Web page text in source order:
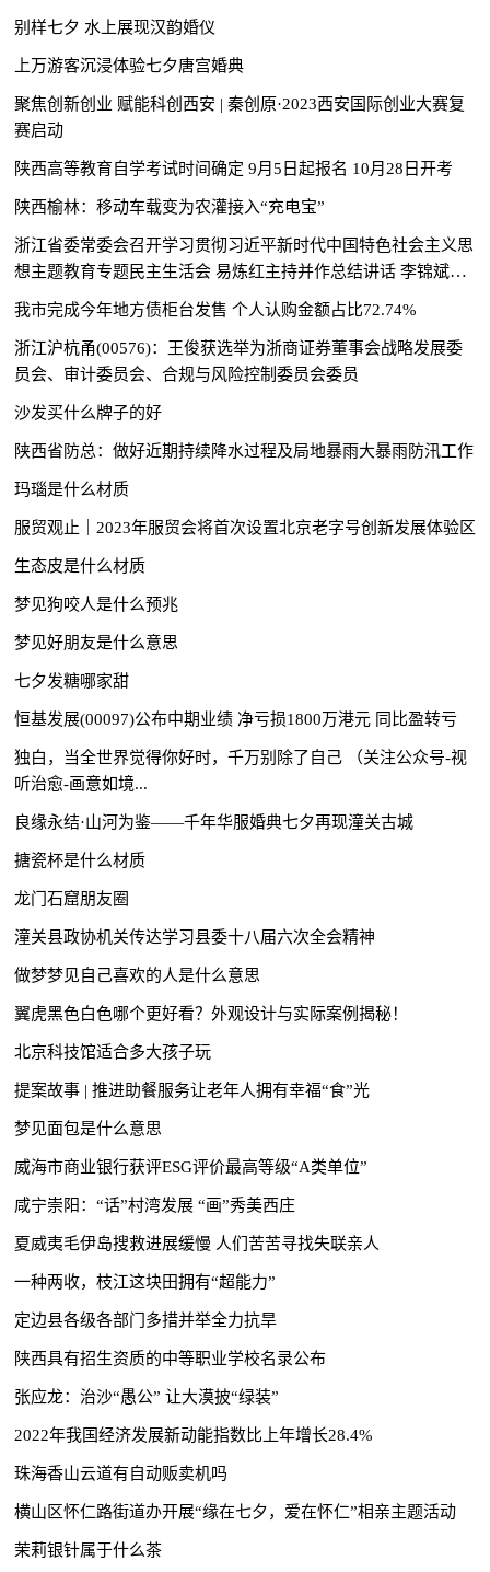
别样七夕 水上展现汉韵婚仪
上万游客沉浸体验七夕唐宫婚典
聚焦创新创业 赋能科创西安 | 秦创原·2023西安国际创业大赛复
赛启动
陕西高等教育自学考试时间确定 9月5日起报名 10月28日开考
陕西榆林：移动车载变为农灌接入“充电宝”
浙江省委常委会召开学习贯彻习近平新时代中国特色社会主义思
想主题教育专题民主生活会 易炼红主持并作总结讲话 李锦斌作
点评讲话
我市完成今年地方债柜台发售 个人认购金额占比72.74%
浙江沪杭甬(00576)：王俊获选举为浙商证券董事会战略发展委
员会、审计委员会、合规与风险控制委员会委员
沙发买什么牌子的好
陕西省防总：做好近期持续降水过程及局地暴雨大暴雨防汛工作
玛瑙是什么材质
服贸观止｜2023年服贸会将首次设置北京老字号创新发展体验区
生态皮是什么材质
梦见狗咬人是什么预兆
梦见好朋友是什么意思
七夕发糖哪家甜
恒基发展(00097)公布中期业绩 净亏损1800万港元 同比盈转亏
独白，当全世界觉得你好时，千万别除了自己 （关注公众号-视
听治愈-画意如境...
良缘永结·山河为鉴——千年华服婚典七夕再现潼关古城
搪瓷杯是什么材质
龙门石窟朋友圈
潼关县政协机关传达学习县委十八届六次全会精神
做梦梦见自己喜欢的人是什么意思
翼虎黑色白色哪个更好看？外观设计与实际案例揭秘！
北京科技馆适合多大孩子玩
提案故事 | 推进助餐服务让老年人拥有幸福“食”光
梦见面包是什么意思
威海市商业银行获评ESG评价最高等级“A类单位”
咸宁崇阳：“话”村湾发展 “画”秀美西庄
夏威夷毛伊岛搜救进展缓慢 人们苦苦寻找失联亲人
一种两收，枝江这块田拥有“超能力”
定边县各级各部门多措并举全力抗旱
陕西具有招生资质的中等职业学校名录公布
张应龙：治沙“愚公” 让大漠披“绿装”
2022年我国经济发展新动能指数比上年增长28.4%
珠海香山云道有自动贩卖机吗
横山区怀仁路街道办开展“缘在七夕，爱在怀仁”相亲主题活动
茉莉银针属于什么茶